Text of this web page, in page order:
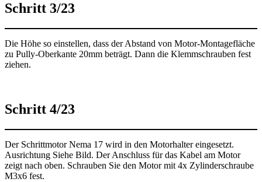
Schritt 3/23
Die Höhe so einstellen, dass der Abstand von Motor-Montagefläche
zu Pully-Oberkante 20mm beträgt. Dann die Klemmschrauben fest
ziehen.
Schritt 4/23
Der Schrittmotor Nema 17 wird in den Motorhalter eingesetzt.
Ausrichtung Siehe Bild. Der Anschluss für das Kabel am Motor
zeigt nach oben. Schrauben Sie den Motor mit 4x Zylinderschraube
M3x6 fest.